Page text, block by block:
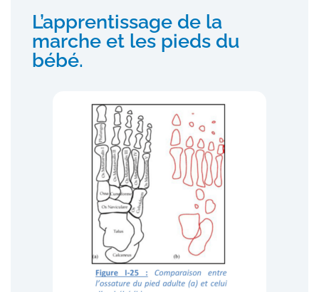
L’apprentissage de la
marche et les pieds du
bébé.